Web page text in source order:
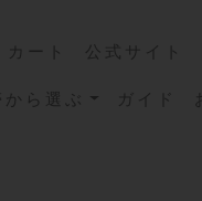
カート 公式サイト
ら選ぶ ガイド